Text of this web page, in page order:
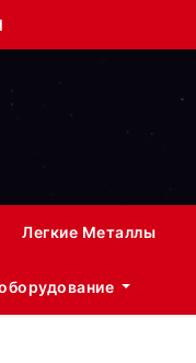
Легкие Металлы